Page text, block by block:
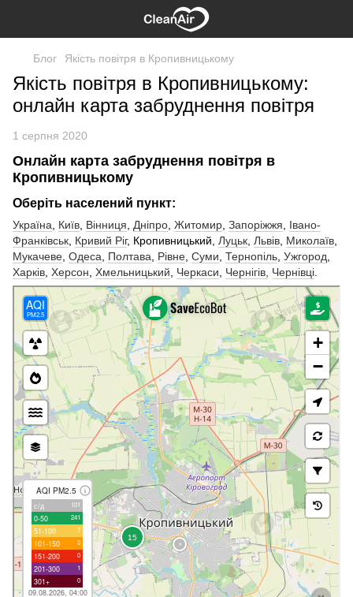
Блог Якість повітря в Кропивницькому
Якість повітря в Кропивницькому:
онлайн карта забруднення повітря
1 серпня 2020
Онлайн карта забруднення повітря в
Кропивницькому
Оберіть населений пункт:
Україна Київ Вінниця Дніпро Житомир Запоріжжя
Івано-
Франківськ Кривий Ріг, Кропивницький, Луцьк Львів Миколаїв
Мукачеве Одеса Полтава Рівне Суми Тернопіль Ужгород
Харків Херсон Хмельницький Черкаси Чернігів, Чернівці